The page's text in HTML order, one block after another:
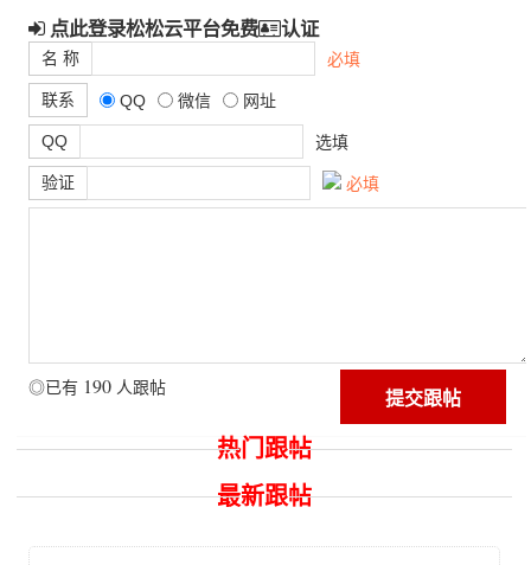
点此登录松松云平台免费 认证
名 称 必填
联系 QQ 微信 网址
QQ 选填
验证 必填
◎已有 190 人跟帖
热门跟帖
最新跟帖